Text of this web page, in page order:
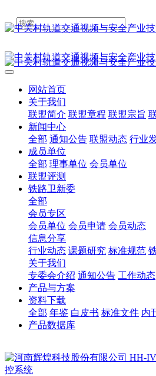
网站首页
关于我们
联盟简介 联盟章程 联盟宗旨
新闻中心
全部 通知公告 联盟动态 行业
成员单位
全部 理事单位 会员单位
联盟评测
铁路卫新委
全部
会员专区
会员单位 会员申请 会员动态
信息分享
行业动态 课题研究 标准规范
关于我们
专委会介绍 通知公告 工作动态
产品与方案
资料下载
全部 年鉴 白皮书 标准文件 内
产品数据库